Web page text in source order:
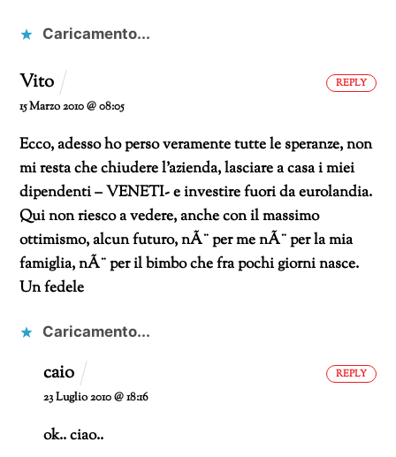
Caricamento...
Vito
15 Marzo 2010 @ 08:05
Ecco, adesso ho perso veramente tutte le speranze, non
mi resta che chiudere l’azienda, lasciare a casa i miei
dipendenti – VENETI- e investire fuori da eurolandia.
Qui non riesco a vedere, anche con il massimo
ottimismo, alcun futuro, nÃ¨ per me nÃ¨ per la mia
famiglia, nÃ¨ per il bimbo che fra pochi giorni nasce.
Un fedele
Caricamento...
REPLY
caio
23 Luglio 2010 @ 18:16
ok.. ciao..
REPLY